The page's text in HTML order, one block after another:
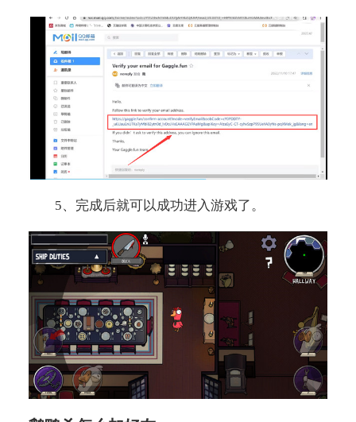
5、完成后就可以成功进入游戏了。